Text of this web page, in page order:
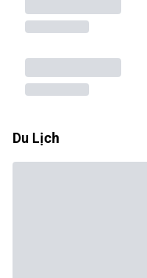
Du Lịch